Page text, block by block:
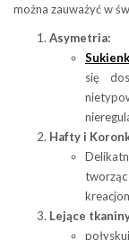
można zauważyć w
Asymetria:
się
Hafty i
Lejące